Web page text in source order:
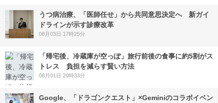
うつ病治療、「医師任せ」から共同意思決定へ 新ガイ
ドラインが示す診療改革
08月03日 17時25分
「帰宅後、冷蔵庫が空っぽ」旅行前後の食事に約5割がス
トレス 負担を減らす賢い方法
08月01日 20時33分
Google、「ドラゴンクエスト」×Geminiのコラボイベン